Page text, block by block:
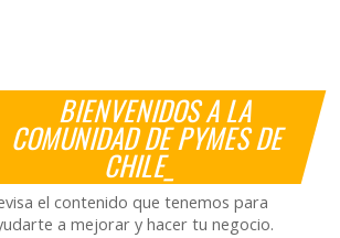
BIENVENIDOS A LA
COMUNIDAD DE PYMES DE
CHILE_
el contenido que tenemos para
a mejorar y hacer tu negocio.